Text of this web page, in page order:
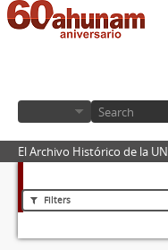
El Archivo Histórico de la
Filters